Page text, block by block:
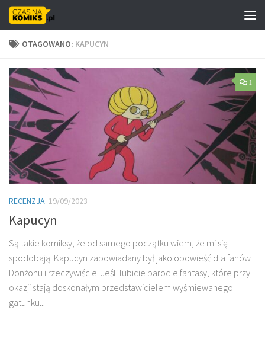
Skip to content
OTAGOWANO: KAPUCYN
1
RECENZJA 19/09/2023
Kapucyn
Są takie komiksy, że od samego początku wiem, że mi się
spodobają. Kapucyn zapowiadany był jako opowieść dla fanów
Donżonu i rzeczywiście. Jeśli lubicie parodie fantasy, które przy
okazji stają doskonałym przedstawicielem wyśmiewanego
gatunku...